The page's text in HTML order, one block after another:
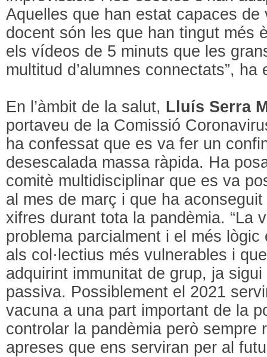
Aquelles que han estat capaces
docent són les que han tingut més
els vídeos de 5 minuts que les
multitud d’alumnes connectats”, ha
En l’àmbit de la salut, Lluís Serra
portaveu de la Comissió
ha confessat que es va fer un
desescalada massa ràpida. Ha
comitè multidisciplinar que es va
al mes de març i que ha
xifres durant tota la pandèmia. “La
problema parcialment i el més
als col·lectius més vulnerables i
adquirint immunitat de grup, ja
passiva. Possiblement el 2021
vacuna a una part important de la
controlar la pandèmia però sempre
apreses que ens serviran per al